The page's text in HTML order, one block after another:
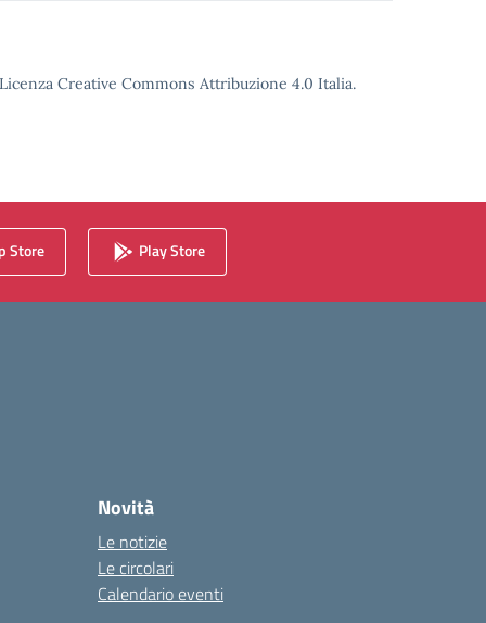
Creative Commons Attribuzione 4.0 Italia.
Store Play Store
Novità
Le notizie
Le circolari
Calendario eventi